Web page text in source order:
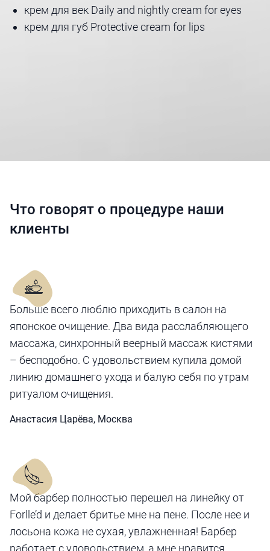
крем для век Daily and nightly cream for eyes
крем для губ Protective cream for lips
Что говорят о процедуре наши
клиенты
Больше всего люблю приходить в салон на
японское очищение. Два вида расслабляющего
массажа, синхронный веерный массаж кистями
– бесподобно. С удовольствием купила домой
линию домашнего ухода и балую себя по утрам
ритуалом очищения.
Анастасия Царёва, Москва
Мой барбер полностью перешел на линейку от
Forlle’d и делает бритье мне на пене. После нее и
лосьона кожа не сухая, увлажненная! Барбер
работает с удовольствием, а мне нравится